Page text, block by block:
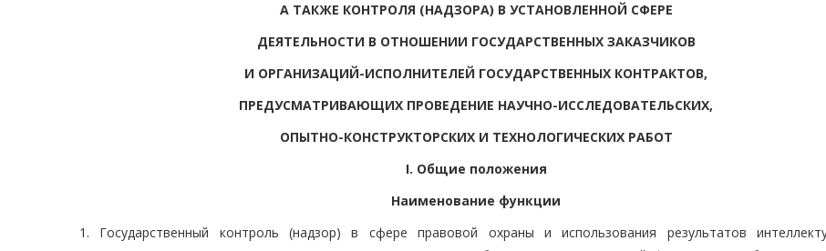
А ТАКЖЕ КОНТРОЛЯ (НАДЗОРА) В УСТАНОВЛЕННОЙ СФЕРЕ
ДЕЯТЕЛЬНОСТИ В ОТНОШЕНИИ ГОСУДАРСТВЕННЫХ ЗАКАЗЧИКОВ
И ОРГАНИЗАЦИЙ-ИСПОЛНИТЕЛЕЙ ГОСУДАРСТВЕННЫХ КОНТРАКТОВ,
ПРЕДУСМАТРИВАЮЩИХ ПРОВЕДЕНИЕ НАУЧНО-ИССЛЕДОВАТЕЛЬСКИХ,
ОПЫТНО-КОНСТРУКТОРСКИХ И ТЕХНОЛОГИЧЕСКИХ РАБОТ
I. Общие положения
Наименование функции
1. Государственный контроль (надзор) в сфере правовой охраны и использования результатов